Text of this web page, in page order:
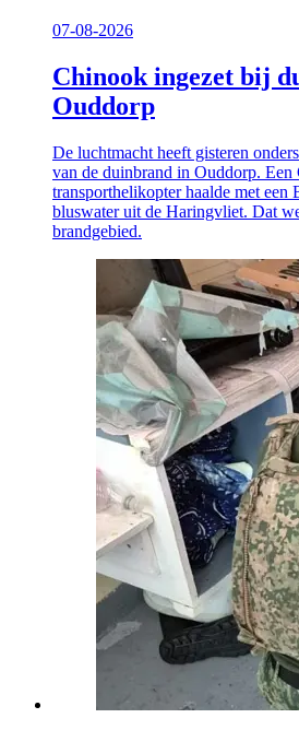
07-08-2026
Chinook ingezet bij
Ouddorp
De luchtmacht heeft gisteren
van de duinbrand in Ouddorp. Een
transporthelikopter haalde met
bluswater uit de Haringvliet. Dat
brandgebied.